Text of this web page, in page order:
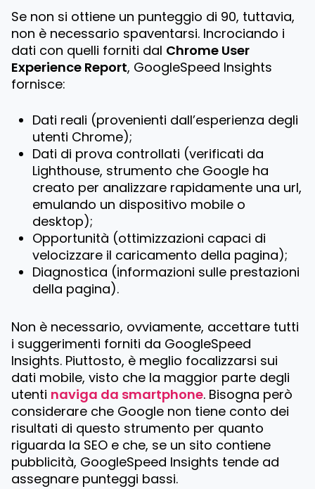
Se non si ottiene un punteggio di 90, tuttavia,
non è necessario spaventarsi. Incrociando i
dati con quelli forniti dal Chrome User
Experience Report, GoogleSpeed Insights
fornisce:
Dati reali (provenienti dall’esperienza degli
utenti Chrome);
Dati di prova controllati (verificati da
Lighthouse, strumento che Google ha
creato per analizzare rapidamente una url,
emulando un dispositivo mobile o
desktop);
Opportunità (ottimizzazioni capaci di
velocizzare il caricamento della pagina);
Diagnostica (informazioni sulle prestazioni
della pagina).
Non è necessario, ovviamente, accettare tutti
i suggerimenti forniti da GoogleSpeed
Insights. Piuttosto, è meglio focalizzarsi sui
dati mobile, visto che la maggior parte degli
utenti naviga da smartphone. Bisogna però
considerare che Google non tiene conto dei
risultati di questo strumento per quanto
riguarda la SEO e che, se un sito contiene
pubblicità, GoogleSpeed Insights tende ad
assegnare punteggi bassi.